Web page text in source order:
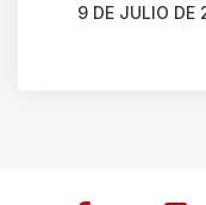
9 DE JULIO DE